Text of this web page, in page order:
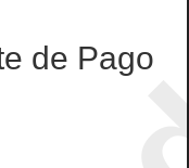
de Pago